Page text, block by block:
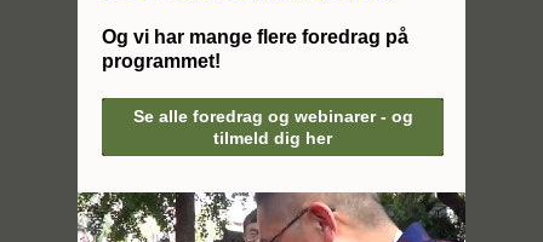
Og vi har mange flere foredrag på
programmet!
Se alle foredrag og webinarer - og
tilmeld dig her